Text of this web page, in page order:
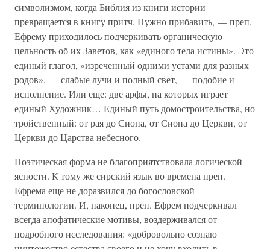
символизмом, когда Библия из книги истории
превращается в книгу притч. Нужно прибавить, — преп.
Ефрему приходилось подчеркивать органическую
цельность об их Заветов, как «единого тела истины». Это
единый глагол, «изреченный одними устами для разных
родов», — слабые лучи и полный свет, — подобие и
исполнение. Или еще: две арфы, на которых играет
единый Художник… Единый путь домостроительства, но
тройственный: от рая до Сиона, от Сиона до Церкви, от
Церкви до Царства небесного.
Поэтическая форма не благоприятствовала логической
ясности. К тому же сирский язык во времена преп.
Ефрема еще не доразвился до богословской
терминологии. И, наконец, преп. Ефрем подчеркивал
всегда апофатические мотивы, воздерживался от
подробного исследования: «добровольно сознаю